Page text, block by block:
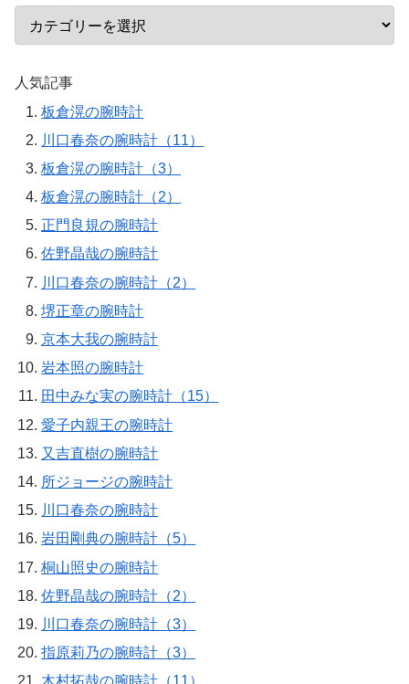
人気記事
板倉滉の腕時計
川口春奈の腕時計（11）
板倉滉の腕時計（3）
板倉滉の腕時計（2）
正門良規の腕時計
佐野晶哉の腕時計
川口春奈の腕時計（2）
堺正章の腕時計
京本大我の腕時計
岩本照の腕時計
田中みな実の腕時計（15）
愛子内親王の腕時計
又吉直樹の腕時計
所ジョージの腕時計
川口春奈の腕時計
岩田剛典の腕時計（5）
桐山照史の腕時計
佐野晶哉の腕時計（2）
川口春奈の腕時計（3）
指原莉乃の腕時計（3）